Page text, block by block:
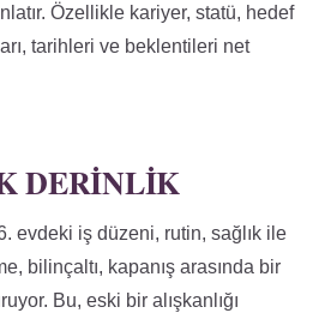
Özellikle kariyer, statü, hedef
tarihleri ve beklentileri net
DERINLIK
evdeki iş düzeni, rutin, sağlık ile
bilinçaltı, kapanış arasında bir
Bu, eski bir alışkanlığı